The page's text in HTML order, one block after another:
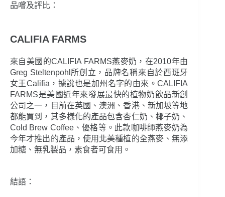
品嚐及評比：
CALIFIA FARMS
來自美國的CALIFIA FARMS燕麥奶，在2010年由
Greg Steltenpohl所創立，品牌名稱來自於西班牙
女王Califia，據說也是加州名字的由來。CALIFIA
FARMS是美國近年來發展最快的植物奶飲品新創
公司之一，目前在英國、澳洲、香港、新加坡等地
都能買到，其多樣化的產品包含杏仁奶、椰子奶、
Cold Brew Coffee、優格等。此款咖啡師燕麥奶為
今年才推出的產品，使用北美種植的全燕麥、無添
加糖、無乳製品，素食者可食用。
結語：